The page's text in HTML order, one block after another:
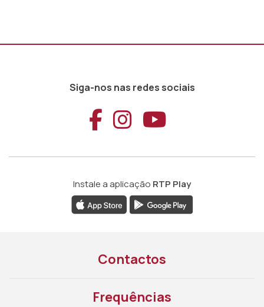
Siga-nos nas redes sociais
Aceder ao
Aceder ao
Aceder
Instale a aplicação RTP Play
Contactos
Frequências